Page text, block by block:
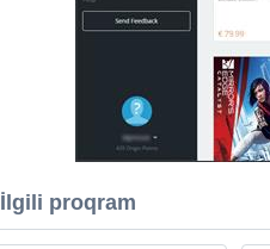
İlgili proqram